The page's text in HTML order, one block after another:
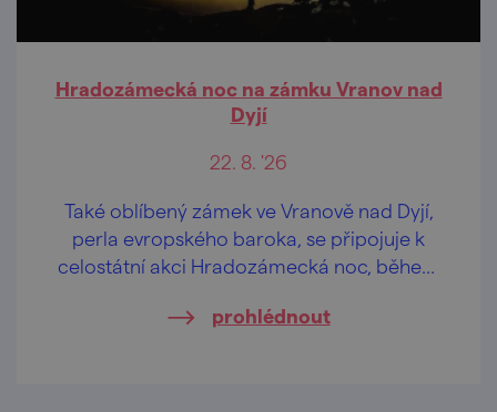
Hradozámecká noc na zámku Vranov nad
Dyjí
22. 8. '26
Také oblíbený zámek ve Vranově nad Dyjí,
perla evropského baroka, se připojuje k
celostátní akci Hradozámecká noc, během
republice.
prohlédnout